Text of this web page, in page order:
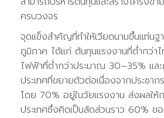
ครบวงจร
จุดแข็งสำคัญที่ทำให้เวียดนามขึ้นแท่นฐ
ภูมิภาค ได้แก่ ต้นทุนแรงงานที่ต่ำกว่า
ไฟฟ้าที่ต่ำกว่าประมาณ 30–35% และ
ประเทศที่ขยายตัวต่อเนื่องจากประชา
โดย 70% อยู่ในวัยแรงงาน ส่งผลให้
ประเทศซึ่งคิดเป็นสัดส่วนราว 60% ข